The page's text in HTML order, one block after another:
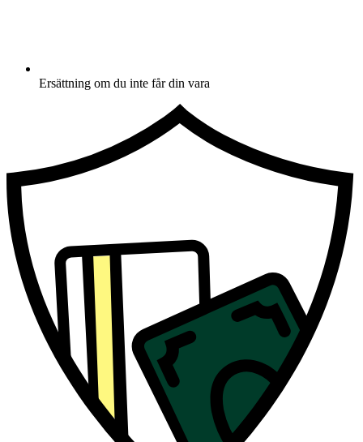
Ersättning om du inte får din vara